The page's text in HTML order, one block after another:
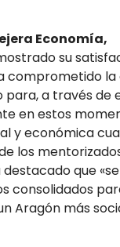
Economía,
su
comprometido la
para, a través de
en estos
y económica
los
que
consolidados
Aragón más